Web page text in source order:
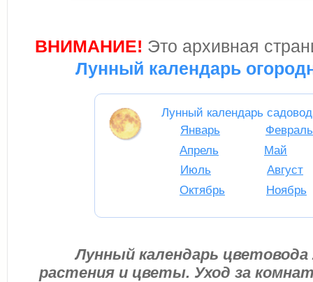
ВНИМАНИЕ! Это архивная
Лунный календарь
Лунный календарь
Январь
Февраль
Апрель
Май
Июль
Август
Октябрь
Ноябрь
Лунный календарь
растения и цветы. Уход за